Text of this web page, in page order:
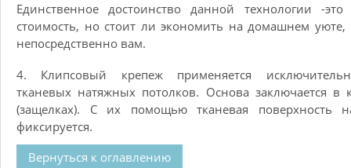
Единственное достоинство данной технологии -это
стоимость, но стоит ли экономить на домашнем уюте,
непосредственно вам.
4. Клипсовый крепеж применяется
тканевых натяжных потолков. Основа заключается в
(защелках). С их помощью тканевая поверхность
фиксируется.
Вернуться к оглавлению